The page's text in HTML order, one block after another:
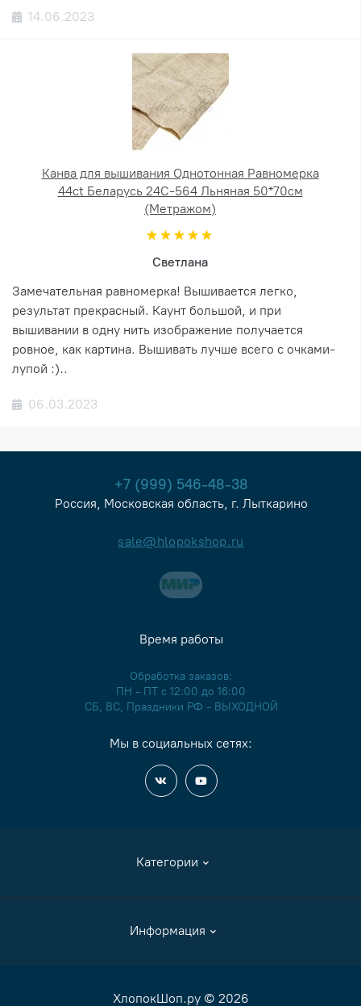
14.06.2023
Канва для вышивания Однотонная Равномерка
44ct Беларусь 24С-564 Льняная 50*70см
(Метражом)
Светлана
Замечательная равномерка! Вышивается легко,
результат прекрасный. Каунт большой, и при
вышивании в одну нить изображение получается
ровное, как картина. Вышивать лучше всего с очками-
лупой :)..
06.03.2023
+7 (999) 546-48-38
Россия, Московская область, г. Лыткарино
sale@hlopokshop.ru
Категории
Аксессуары
Информация
Как сделать заказ
Время работы
Обработка заказов:
ПН - ПТ с 12:00 до 16:00
СБ, ВС, Праздники РФ - ВЫХОДНОЙ
Мы в социальных сетях:
ХлопокШоп.ру © 2026